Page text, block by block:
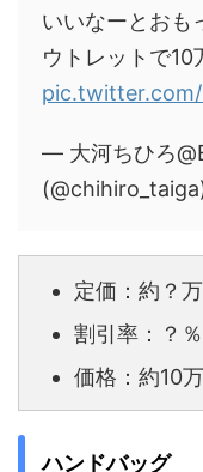
いいなーとおも
ウトレットで10
— 大河ちひろ
定価：約？
割引率：？％
価格：約10
ハンドバッグ